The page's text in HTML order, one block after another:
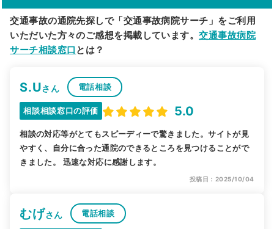
交通事故の通院先探しで「交通事故病院サーチ」をご利用
いただいた方々のご感想を掲載しています。交通事故病院
サーチ相談窓口 とは？
S.Uさん 電話相談
相談相談窓口の評価 5.0
相談の対応等がとてもスピーディーで驚きました。サイトが見
やすく、自分に合った通院のできるところを見つけることがで
きました。 迅速な対応に感謝します。
投稿日：2025/10/04
むげさん 電話相談